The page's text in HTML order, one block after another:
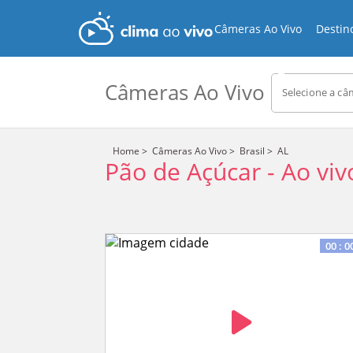
Câmeras Ao Vivo
Câmeras Ao Vivo Selecione a
Home > Câmeras Ao Vivo> Brasil > AL
Pão de Açúcar- Ao
the format is
00 :
Evolução do